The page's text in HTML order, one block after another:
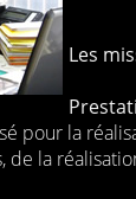
Les
pour la
de la